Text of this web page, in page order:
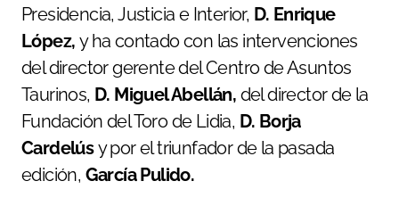
Presidencia, Justicia e Interior, D. Enrique
López, y ha contado con las intervenciones
del director gerente del Centro de Asuntos
Taurinos, D. Miguel Abellán, del director de la
Fundación del Toro de Lidia, D. Borja
Cardelúsy por el triunfador de la pasada
edición, García Pulido.